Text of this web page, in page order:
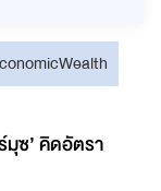
ซ’ คิดอัตรา